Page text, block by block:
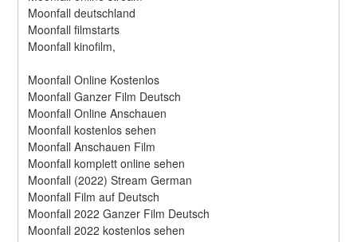
Moonfall deutschland
Moonfall filmstarts
Moonfall kinofilm,
Moonfall Online Kostenlos
Moonfall Ganzer Film Deutsch
Moonfall Online Anschauen
Moonfall kostenlos sehen
Moonfall Anschauen Film
Moonfall komplett online sehen
Moonfall (2022) Stream German
Moonfall Film auf Deutsch
Moonfall 2022 Ganzer Film Deutsch
Moonfall 2022 kostenlos sehen